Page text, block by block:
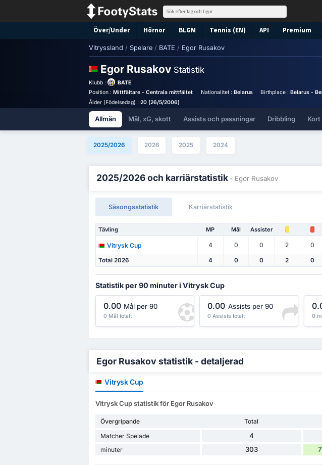
Över/Under Hörnor BLGM Tennis (EN) API Premium
Vitryssland / Spelare / BATE / Egor Rusakov
Egor Rusakov Statistik
Klubb :
BATE
Position : Mittfältare - Centrala mittfältet Nationalitet : Belarus Birthplace :Belarus -
Ålder (Födelsedag) : 20 (26/5/2006)
Allmän Mål, xG, skott Assists och passningar Dribbling
2025/2026 2026 2025 2024
2025/2026 och karriärstatistik - Egor Rusakov
Säsongsstatistik Karriärstatistik
Tävling MP Mål Assister
Vitrysk Cup 4 0 0 2 0
Total 2026 4 0 0 2 0
Statistik per 90 minuter i Vitrysk Cup
0.00 Mål per 90
0 Mål totalt
0.00 Assists per 90
0 Assists totalt 0
Egor Rusakov statistik - detaljerad
Vitrysk Cup
Vitrysk Cup statistik för Egor Rusakov
Övergripande Total
Matcher Spelade
4
minuter
303